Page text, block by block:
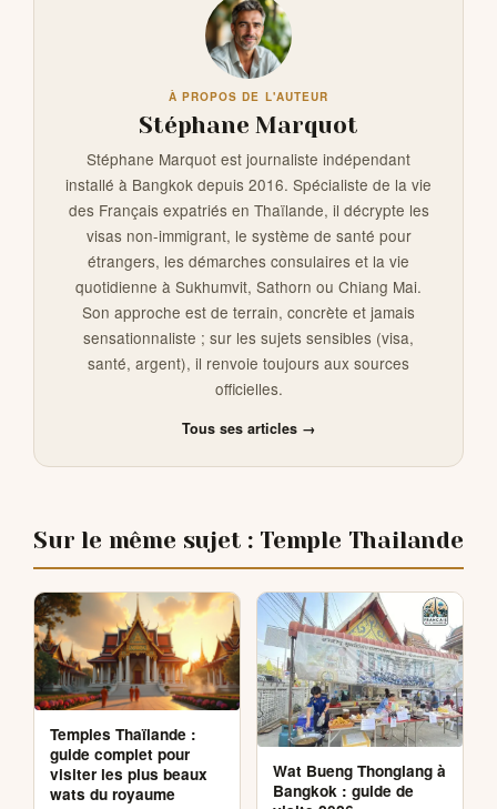
À PROPOS DE L'AUTEUR
Stéphane Marquot
Stéphane Marquot est journaliste indépendant
installé à Bangkok depuis 2016. Spécialiste de la vie
des Français expatriés en Thaïlande, il décrypte les
visas non-immigrant, le système de santé pour
étrangers, les démarches consulaires et la vie
quotidienne à Sukhumvit, Sathorn ou Chiang Mai.
Son approche est de terrain, concrète et jamais
sensationnaliste ; sur les sujets sensibles (visa,
santé, argent), il renvoie toujours aux sources
officielles.
Tous ses articles →
Sur le même sujet : Temple Thailande
Temples Thaïlande :
guide complet pour
visiter les plus beaux
wats du royaume
Wat Bueng Thonglang à
Bangkok : guide de